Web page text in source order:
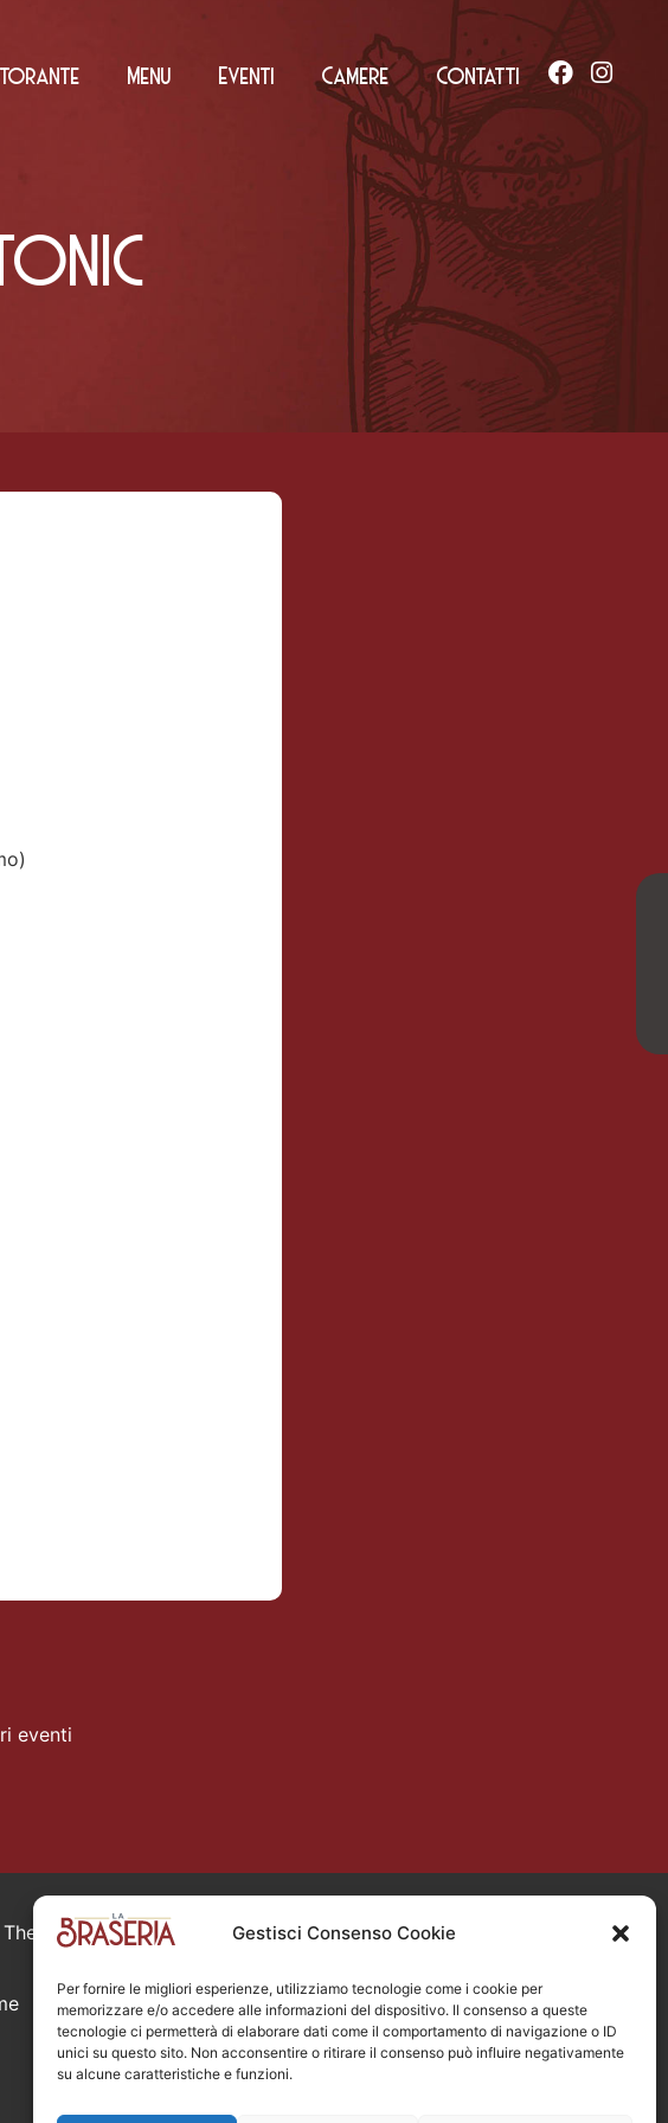
Gestisci Consenso Cookie
Per fornire le migliori esperienze, utilizziamo tecnologie come i cookie per
memorizzare e/o accedere alle informazioni del dispositivo. Il consenso a queste
tecnologie ci permetterà di elaborare dati come il comportamento di navigazione o ID
unici su questo sito. Non acconsentire o ritirare il consenso può influire negativamente
su alcune caratteristiche e funzioni.
Menu Eventi Camere Contatti
eventi
Road
Via Mazzini 13, Dalmine (BG)
vedi orari d’apertura
Via Broseta 3, Bergamo
035 6014023